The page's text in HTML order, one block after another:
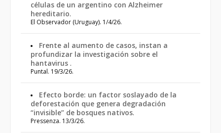
células de un argentino con Alzheimer
hereditario.
El Observador (Uruguay). 1/4/26.
Frente al aumento de casos, instan a
profundizar la investigación sobre el
hantavirus .
Puntal. 19/3/26.
Efecto borde: un factor soslayado de la
deforestación que genera degradación
“invisible” de bosques nativos.
Pressenza. 13/3/26.